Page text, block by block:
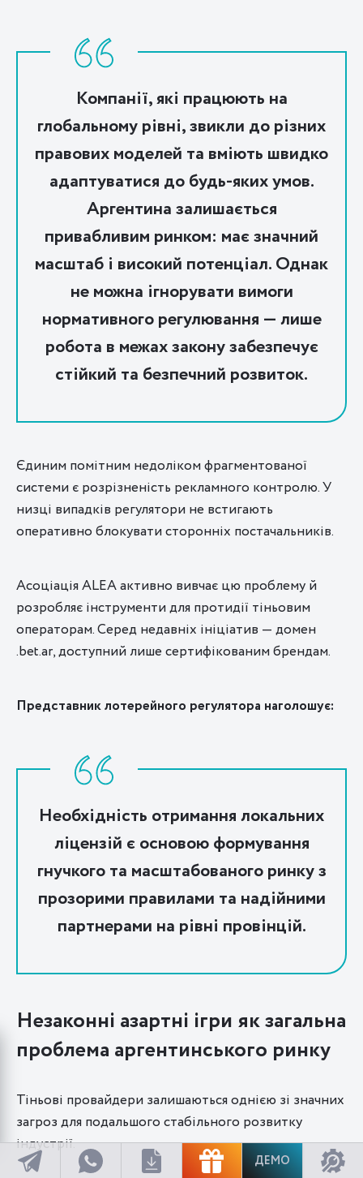
Компанії, які працюють на
глобальному рівні, звикли до різних
правових моделей та вміють швидко
адаптуватися до будь-яких умов.
Аргентина залишається
привабливим ринком: має значний
масштаб і високий потенціал. Однак
не можна ігнорувати вимоги
нормативного регулювання — лише
робота в межах закону забезпечує
стійкий та безпечний розвиток.
Єдиним помітним недоліком фрагментованої
системи є розрізненість рекламного контролю. У
низці випадків регулятори не встигають
оперативно блокувати сторонніх постачальників.
Асоціація ALEA активно вивчає цю проблему й
розробляє інструменти для протидії тіньовим
операторам. Серед недавніх ініціатив — домен
.bet.ar, доступний лише сертифікованим брендам.
Представник лотерейного регулятора наголошує:
Необхідність отримання локальних
ліцензій є основою формування
гнучкого та масштабованого ринку з
прозорими правилами та надійними
партнерами на рівні провінцій.
Незаконні азартні ігри як загальна
проблема аргентинського ринку
Тіньові провайдери залишаються однією зі значних
загроз для подальшого стабільного розвитку
індустрії.
ДЕМО